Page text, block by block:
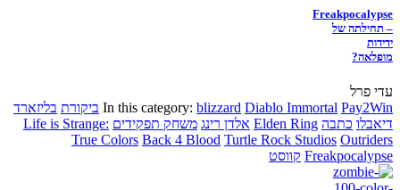
Freakpocalypse
– תחילתה של
ידידות
מופלאה?
עדי פרל
In this category: blizzard Diablo Immortal Pay2Win ביקורת בליזארד
דיאבלו כתבה Elden Ring אלדן רינג משחק תפקידים Life is Strange:
True Colors Back 4 Blood Turtle Rock Studios Outriders
Freakpocalypse קווסט